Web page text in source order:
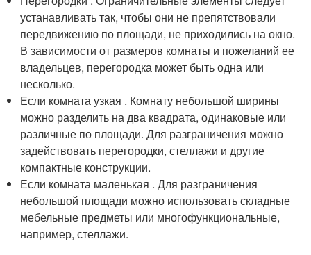
устанавливать так, чтобы они не препятствовали
передвижению по площади, не приходились на окно.
В зависимости от размеров комнаты и пожеланий ее
владельцев, перегородка может быть одна или
несколько.
Если комната узкая . Комнату небольшой ширины
можно разделить на два квадрата, одинаковые или
различные по площади. Для разграничения можно
задействовать перегородки, стеллажи и другие
компактные конструкции.
Если комната маленькая . Для разграничения
небольшой площади можно использовать складные
мебельные предметы или многофункциональные,
например, стеллажи.